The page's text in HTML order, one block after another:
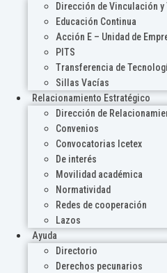
Dirección de Vinculación
Educación Continua
Acción E – Unidad de
PITS
Transferencia de
Sillas Vacías
Relacionamiento Estratégico
Dirección de
Convenios
Convocatorias Icetex
De interés
Movilidad académica
Normatividad
Redes de cooperación
Lazos
Ayuda
Directorio
Derechos pecunarios